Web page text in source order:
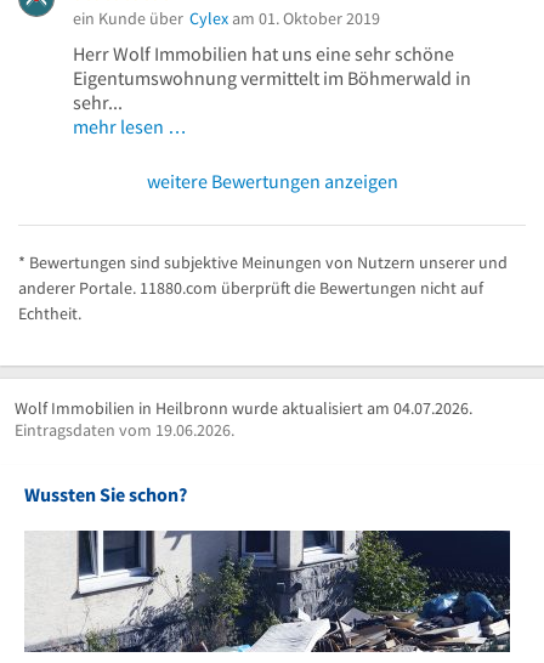
ein Kunde über Cylex am 01. Oktober 2019
Herr Wolf Immobilien hat uns eine sehr schöne
Eigentumswohnung vermittelt im Böhmerwald in
sehr...
mehr lesen …
weitere Bewertungen anzeigen
* Bewertungen sind subjektive Meinungen von Nutzern unserer und
anderer Portale. 11880.com überprüft die Bewertungen nicht auf
Echtheit.
Wolf Immobilien in Heilbronn wurde aktualisiert am 04.07.2026.
Eintragsdaten vom 19.06.2026.
Wussten Sie schon?